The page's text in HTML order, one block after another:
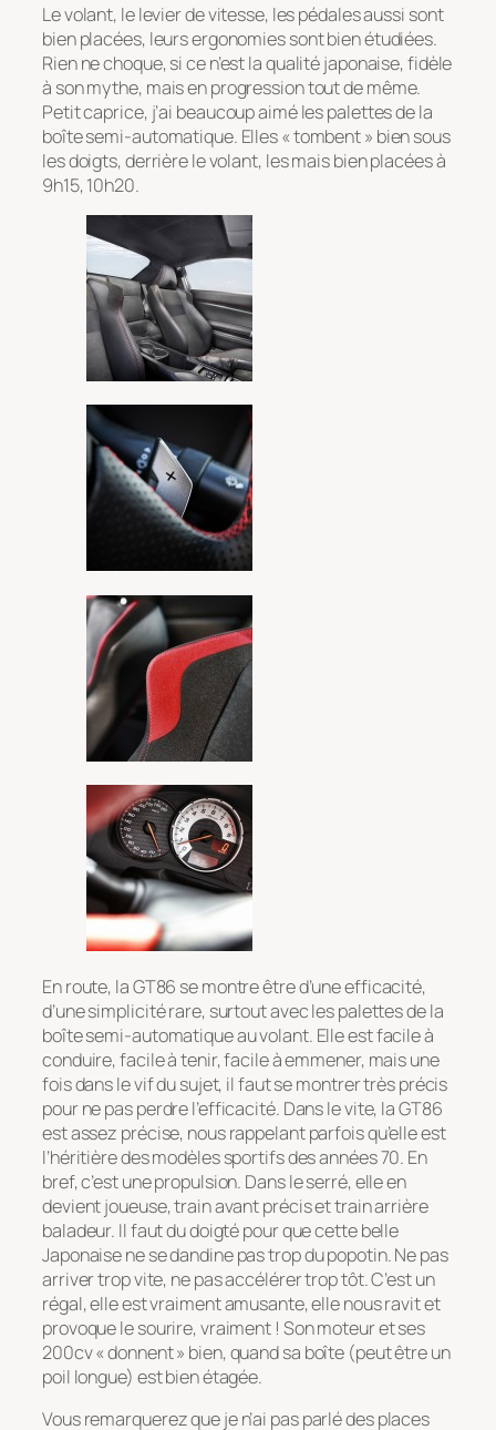
Le volant, le levier de vitesse, les pédales aussi sont
bien placées, leurs ergonomies sont bien étudiées.
Rien ne choque, si ce n’est la qualité japonaise, fidèle
à son mythe, mais en progression tout de même.
Petit caprice, j’ai beaucoup aimé les palettes de la
boîte semi-automatique. Elles « tombent » bien sous
les doigts, derrière le volant, les mais bien placées à
9h15, 10h20.
En route, la GT86 se montre être d’une efficacité,
d’une simplicité rare, surtout avec les palettes de la
boîte semi-automatique au volant. Elle est facile à
conduire, facile à tenir, facile à emmener, mais une
fois dans le vif du sujet, il faut se montrer très précis
pour ne pas perdre l’efficacité. Dans le vite, la GT86
est assez précise, nous rappelant parfois qu’elle est
l’héritière des modèles sportifs des années 70. En
bref, c’est une propulsion. Dans le serré, elle en
devient joueuse, train avant précis et train arrière
baladeur. Il faut du doigté pour que cette belle
Japonaise ne se dandine pas trop du popotin. Ne pas
arriver trop vite, ne pas accélérer trop tôt. C’est un
régal, elle est vraiment amusante, elle nous ravit et
provoque le sourire, vraiment ! Son moteur et ses
200cv « donnent » bien, quand sa boîte (peut être un
poil longue) est bien étagée.
Vous remarquerez que je n’ai pas parlé des places